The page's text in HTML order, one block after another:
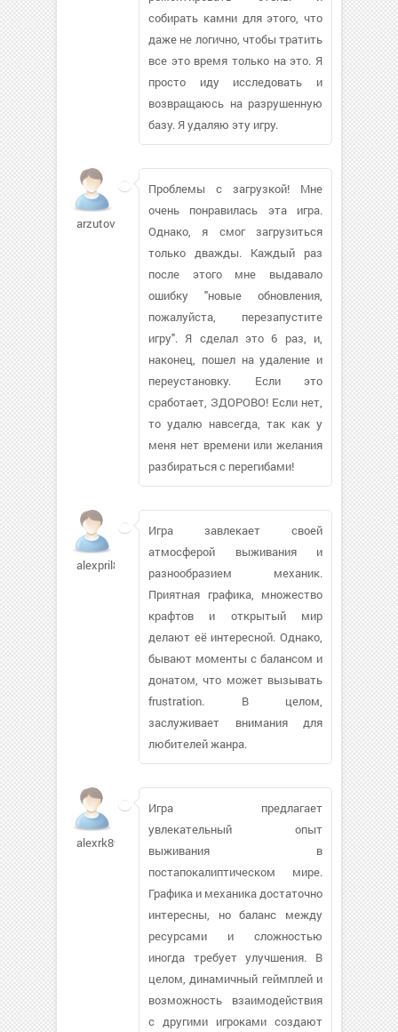
собирать камни для этого, что
даже не логично, чтобы тратить
все это время только на это. Я
просто иду исследовать и
возвращаюсь на разрушенную
базу. Я удаляю эту игру.
arzutova
Проблемы с загрузкой! Мне
очень понравилась эта игра.
Однако, я смог загрузиться
только дважды. Каждый раз
после этого мне выдавало
ошибку "новые обновления,
пожалуйста, перезапустите
игру". Я сделал это 6 раз, и,
наконец, пошел на удаление и
переустановку. Если это
сработает, ЗДОРОВО! Если нет,
то удалю навсегда, так как у
меня нет времени или желания
разбираться с перегибами!
alexpril857
Игра завлекает своей
атмосферой выживания и
разнообразием механик.
Приятная графика, множество
крафтов и открытый мир
делают её интересной. Однако,
бывают моменты с балансом и
донатом, что может вызывать
frustration. В целом,
заслуживает внимания для
любителей жанра.
alexrk89141
Игра предлагает
увлекательный опыт
выживания в
постапокалиптическом мире.
Графика и механика достаточно
интересны, но баланс между
ресурсами и сложностью
иногда требует улучшения. В
целом, динамичный геймплей и
возможность взаимодействия
с другими игроками создают